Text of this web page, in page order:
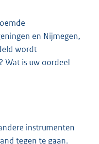
en Nijmegen,
wordt
Wat is uw oordeel
instrumenten
tegen te gaan.